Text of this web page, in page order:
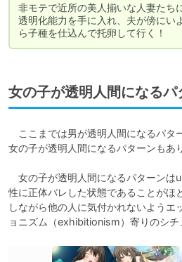
非モテで近所の美人揃いな人妻たち
透明化能力を手に入れ、夫が傍にい
ら子種を仕込んで托卵して行く！
女の子が透明人間になるパ
ここまでは男が透明人間になるパタ
女の子が透明人間になるパターンもあ
女の子が透明人間になるパターンは
性に正体バレした状態であることがほ
しながら他の人に気付かれないようエ
ョニズム（exhibitionism）寄りのシチ